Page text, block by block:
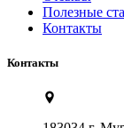
Полезные
Контакты
Контакты